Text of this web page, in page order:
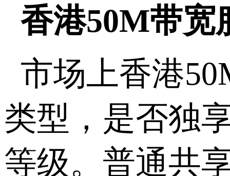
香港50M带宽
市场上香港
类型，是否独
等级。普通共